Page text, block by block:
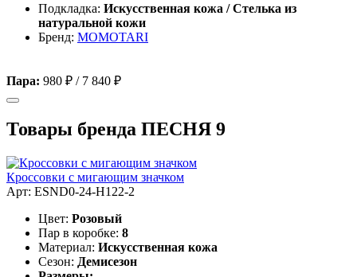
Подкладка: Искусственная кожа / Стелька из
натуральной кожи
Бренд: MOMOTARI
Пара: 980 ₽ / 7 840 ₽
Товары бренда ПЕСНЯ 9
Кроссовки с мигающим значком
Арт: ESND0-24-H122-2
Цвет: Розовый
Пар в коробке: 8
Материал: Искусственная кожа
Сезон: Демисезон